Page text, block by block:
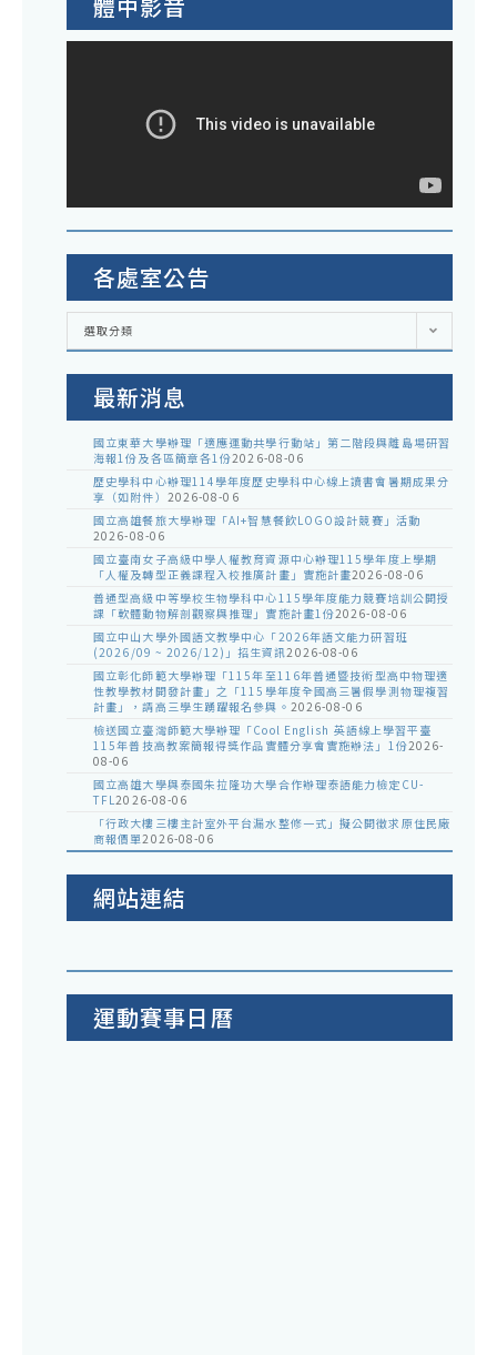
各處室公告
各
室
選取分類
最新消息
國立東華大學辦理「適應運動共學行動站」第二階段與離島場研習
海報1份及各區簡章各1份2026-08-06
歷史學科中心辦理114學年度歷史學科中心線上讀書會暑期成果分
享（如附件） 2026-08-06
國立高雄餐旅大學辦理「AI+智慧餐飲LOGO設計競賽」活動
2026-08-06
國立臺南女子高級中學人權教育資源中心辦理115學年度上學期
「人權及轉型正義課程入校推廣計畫」實施計畫2026-08-06
普通型高級中等學校生物學科中心115學年度能力競賽培訓公開授
課「軟體動物解剖觀察與推理」實施計畫1份2026-08-06
國立中山大學外國語文教學中心「2026年語文能力研習班
(2026/09 ~ 2026/12)」招生資訊2026-08-06
國立彰化師範大學辦理「115年至116年普通暨技術型高中物理適
性教學教材開發計畫」之「115學年度全國高三暑假學測物理複習
計畫」，請高三學生踴躍報名參與。 2026-08-06
檢送國立臺灣師範大學辦理「Cool English 英語線上學習平臺
115年普技高教案簡報得獎作品實體分享會實施辦法」1份2026-
08-06
國立高雄大學與泰國朱拉隆功大學合作辦理泰語能力檢定CU-
TFL2026-08-06
「行政大樓三樓主計室外平台漏水整修一式」擬公開徵求原住民廠
商報價單2026-08-06
網站連結
運動賽事日曆